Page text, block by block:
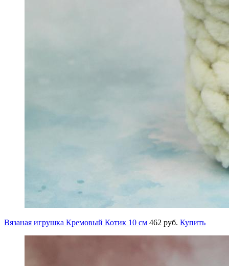
Вязаная игрушка Кремовый Котик 10 см 462 руб. Купить